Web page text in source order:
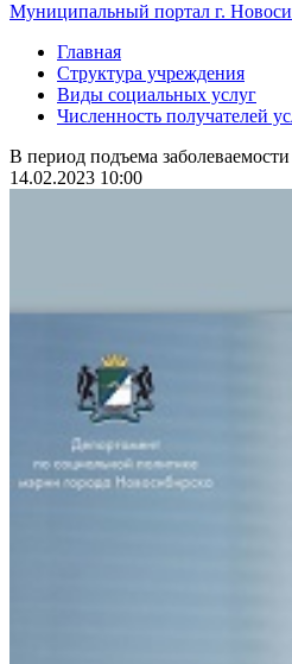
Муниципальный портал г.
Главная
Структура учреждения
Виды социальных услуг
Численность получателей
В период подъема
14.02.2023 10:00